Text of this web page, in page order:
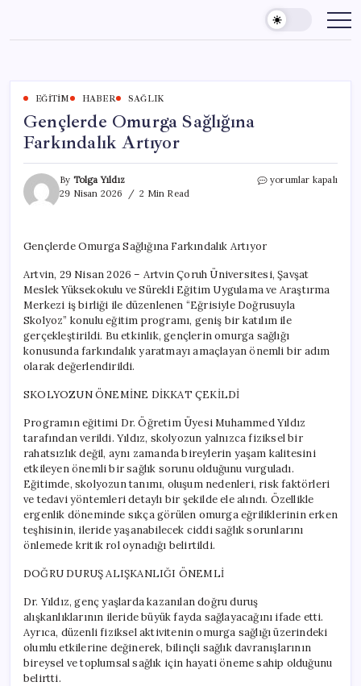
content
EĞITIM HABER SAĞLIK
Gençlerde Omurga Sağlığına
Farkındalık Artıyor
By Tolga Yıldız
29 Nisan 2026
2 Min Read
Gençlerde
yorumlar kapalı
Gençlerde Omurga Sağlığına Farkındalık Artıyor
Artvin, 29 Nisan 2026 – Artvin Çoruh Üniversitesi, Şavşat
Meslek Yüksekokulu ve Sürekli Eğitim Uygulama ve Araştırma
Merkezi iş birliği ile düzenlenen “Eğrisiyle Doğrusuyla
Skolyoz” konulu eğitim programı, geniş bir katılım ile
gerçekleştirildi. Bu etkinlik, gençlerin omurga sağlığı
konusunda farkındalık yaratmayı amaçlayan önemli bir adım
olarak değerlendirildi.
SKOLYOZUN ÖNEMİNE DİKKAT ÇEKİLDİ
Programın eğitimi Dr. Öğretim Üyesi Muhammed Yıldız
tarafından verildi. Yıldız, skolyozun yalnızca fiziksel bir
rahatsızlık değil, aynı zamanda bireylerin yaşam kalitesini
etkileyen önemli bir sağlık sorunu olduğunu vurguladı.
Eğitimde, skolyozun tanımı, oluşum nedenleri, risk faktörleri
ve tedavi yöntemleri detaylı bir şekilde ele alındı. Özellikle
ergenlik döneminde sıkça görülen omurga eğriliklerinin erken
teşhisinin, ileride yaşanabilecek ciddi sağlık sorunlarını
önlemede kritik rol oynadığı belirtildi.
DOĞRU DURUŞ ALIŞKANLIĞI ÖNEMLİ
Dr. Yıldız, genç yaşlarda kazanılan doğru duruş
alışkanlıklarının ileride büyük fayda sağlayacağını ifade etti.
Ayrıca, düzenli fiziksel aktivitenin omurga sağlığı üzerindeki
olumlu etkilerine değinerek, bilinçli sağlık davranışlarının
bireysel ve toplumsal sağlık için hayati öneme sahip olduğunu
belirtti.